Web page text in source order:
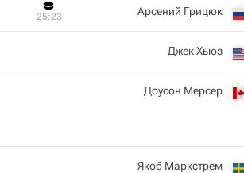
Арсений Грицюк
25:23
Джек Хьюз
Доусон Мерсер
Якоб Маркстрем